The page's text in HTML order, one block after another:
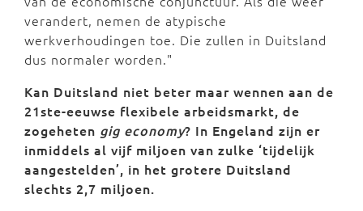
verandert, nemen de atypische
werkverhoudingen toe. Die zullen in Duitsland
dus normaler worden."
Kan Duitsland niet beter maar wennen aan de
21ste-eeuwse flexibele arbeidsmarkt, de
zogeheten gig economy? In Engeland zijn er
inmiddels al vijf miljoen van zulke ‘tijdelijk
aangestelden’, in het grotere Duitsland
slechts 2,7 miljoen.